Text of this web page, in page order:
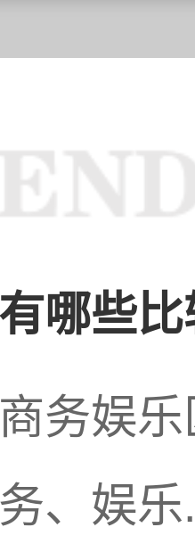
当晚,贝方明和黄某曾经到过
哪些比
务娱
、娱乐